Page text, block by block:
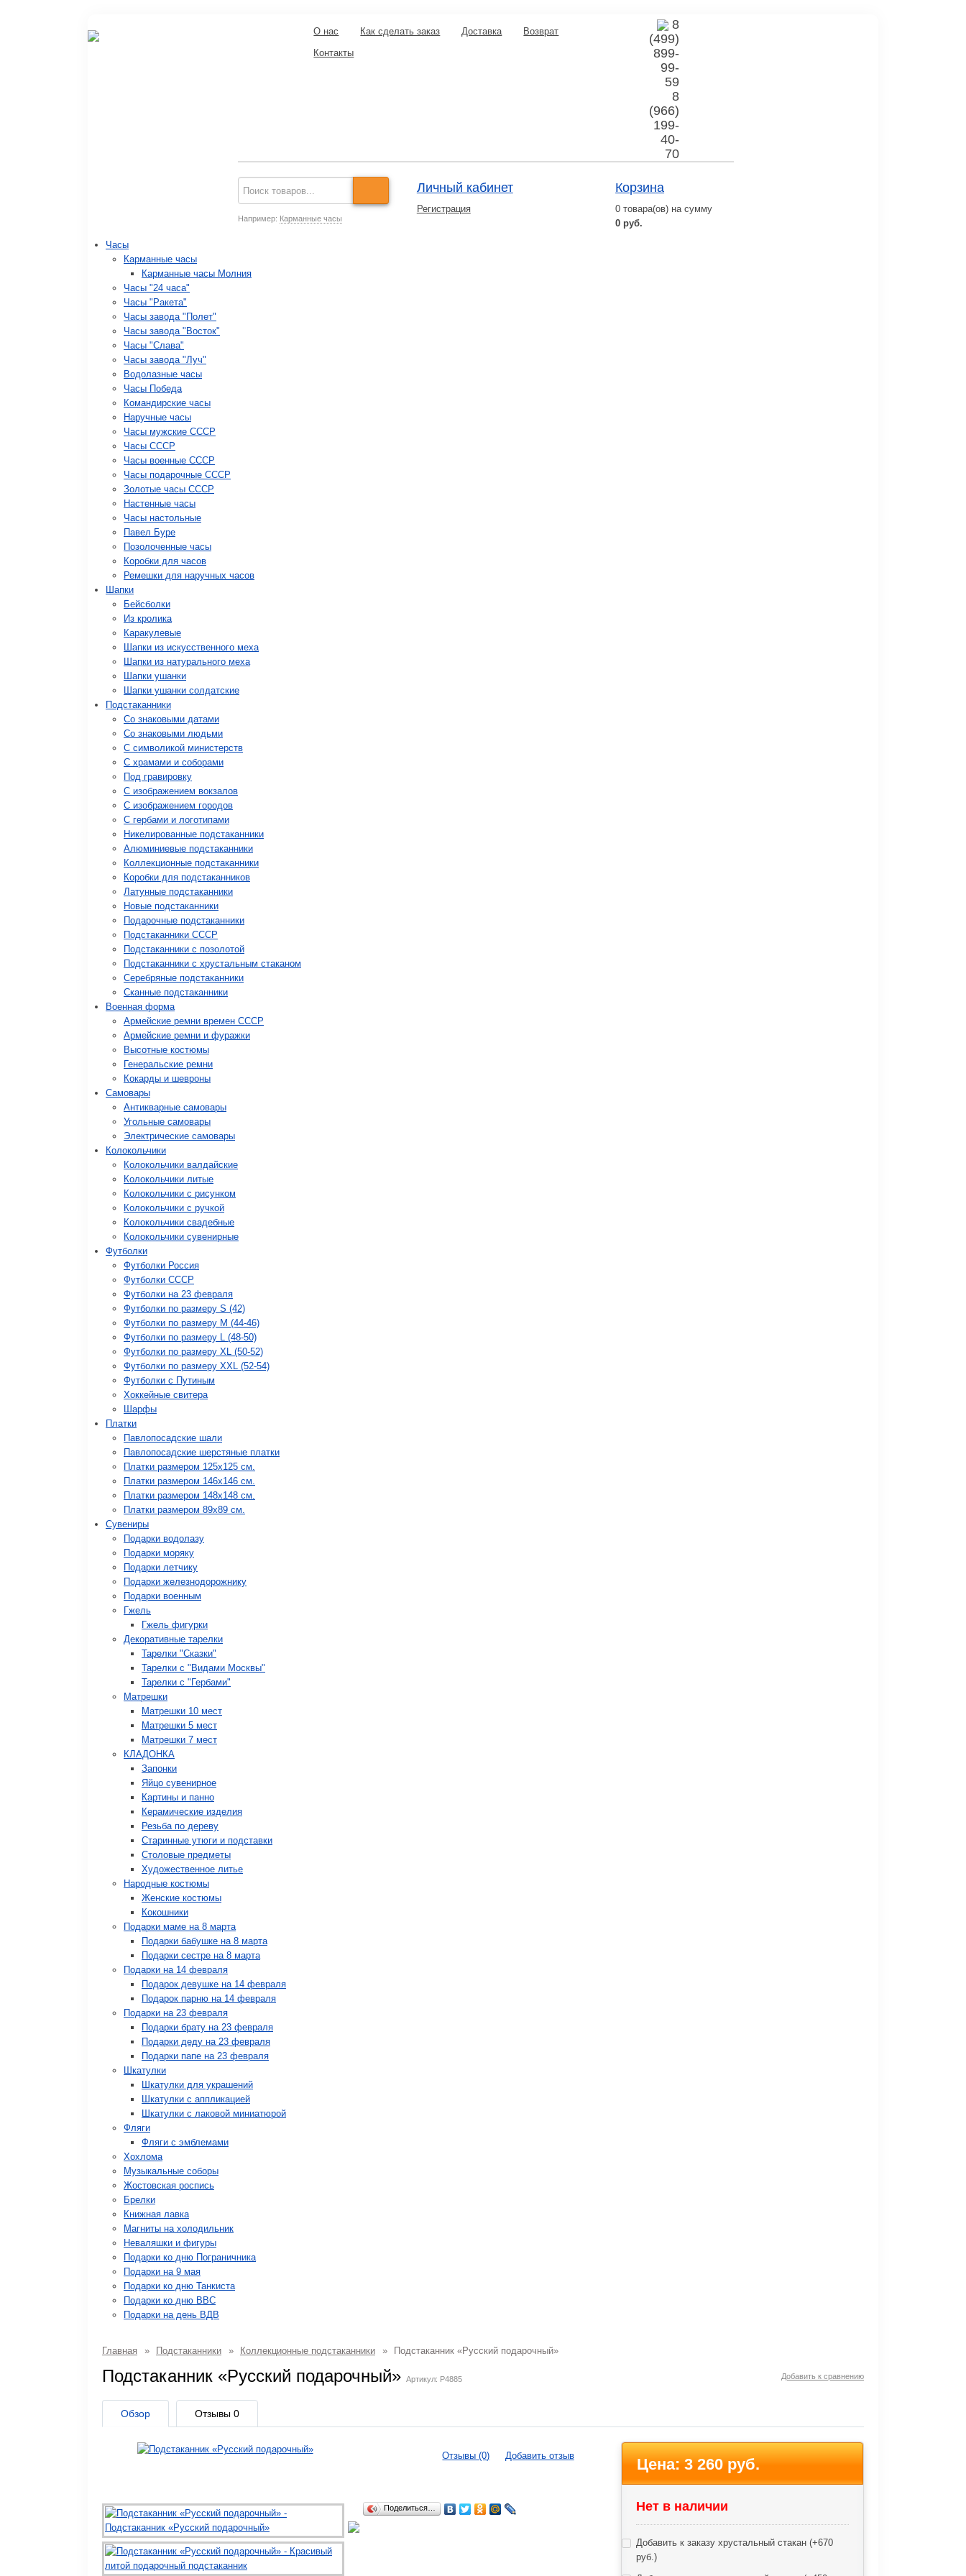
О нас Как сделать заказ Доставка
Возврат
Контакты
8
(499)
899-
99-
59
8
(966)
199-
40-
70
Например: Карманные часы
Личный кабинет
Регистрация
Корзина
0 товара(ов) на сумму
0 руб.
Часы
Карманные часы
Карманные часы Молния
Часы "24 часа"
Часы "Ракета"
Часы завода "Полет"
Часы завода "Восток"
Часы "Слава"
Часы завода "Луч"
Водолазные часы
Часы Победа
Командирские часы
Наручные часы
Часы мужские СССР
Часы СССР
Часы военные СССР
Часы подарочные СССР
Золотые часы СССР
Настенные часы
Часы настольные
Павел Буре
Позолоченные часы
Коробки для часов
Ремешки для наручных часов
Шапки
Бейсболки
Из кролика
Каракулевые
Шапки из искусственного меха
Шапки из натурального меха
Шапки ушанки
Шапки ушанки солдатские
Подстаканники
Со знаковыми датами
Cо знаковыми людьми
C символикой министерств
C храмами и соборами
Под гравировку
С изображением вокзалов
С изображением городов
С гербами и логотипами
Никелированные подстаканники
Алюминиевые подстаканники
Коллекционные подстаканники
Коробки для подстаканников
Латунные подстаканники
Новые подстаканники
Подарочные подстаканники
Подстаканники СССР
Подстаканники с позолотой
Подстаканники с хрустальным стаканом
Серебряные подстаканники
Сканные подстаканники
Военная форма
Армейские ремни времен СССР
Армейские ремни и фуражки
Высотные костюмы
Генеральские ремни
Кокарды и шевроны
Cамовары
Антикварные самовары
Угольные самовары
Электрические самовары
Колокольчики
Колокольчики валдайские
Колокольчики литые
Колокольчики с рисунком
Колокольчики с ручкой
Колокольчики свадебные
Колокольчики сувенирные
Футболки
Футболки Россия
Футболки СССР
Футболки на 23 февраля
Футболки по размеру S (42)
Футболки по размеру М (44-46)
Футболки по размеру L (48-50)
Футболки по размеру XL (50-52)
Футболки по размеру XXL (52-54)
Футболки с Путиным
Хоккейные свитера
Шарфы
Платки
Павлопосадские шали
Павлопосадские шерстяные платки
Платки размером 125х125 см.
Платки размером 146х146 см.
Платки размером 148х148 см.
Платки размером 89х89 см.
Сувениры
Подарки водолазу
Подарки моряку
Подарки летчику
Подарки железнодорожнику
Подарки военным
Гжель
Гжель фигурки
Декоративные тарелки
Тарелки "Сказки"
Тарелки с "Видами Москвы"
Тарелки с "Гербами"
Матрешки
Матрешки 10 мест
Матрешки 5 мест
Матрешки 7 мест
КЛАДОНКА
Запонки
Яйцо сувенирное
Картины и панно
Керамические изделия
Резьба по дереву
Старинные утюги и подставки
Столовые предметы
Художественное литье
Народные костюмы
Женские костюмы
Кокошники
Подарки маме на 8 марта
Подарки бабушке на 8 марта
Подарки сестре на 8 марта
Подарки на 14 февраля
Подарок девушке на 14 февраля
Подарок парню на 14 февраля
Подарки на 23 февраля
Подарки брату на 23 февраля
Подарки деду на 23 февраля
Подарки папе на 23 февраля
Шкатулки
Шкатулки для украшений
Шкатулки с аппликацией
Шкатулки с лаковой миниатюрой
Фляги
Фляги с эмблемами
Хохлома
Музыкальные соборы
Жостовская роспись
Брелки
Книжная лавка
Магниты на холодильник
Неваляшки и фигуры
Подарки ко дню Пограничника
Подарки на 9 мая
Подарки ко дню Танкиста
Подарки ко дню ВВС
Подарки на день ВДВ
Главная » Подстаканники » Коллекционные подстаканники » Подстаканник «Русский подарочный»
Подстаканник «Русский подарочный» Артикул: P4885 Добавить к сравнению
Обзор Отзывы 0
Отзывы (0) Добавить отзыв
Поделиться…
Цена:3 260 руб.
Нет в наличии
Добавить к заказу хрустальный стакан (+670
руб.)